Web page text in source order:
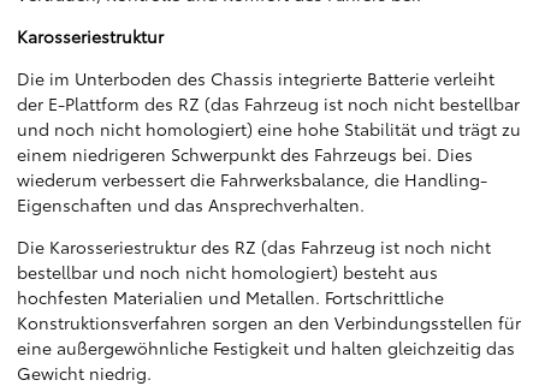
Karosseriestruktur
Die im Unterboden des Chassis integrierte Batterie verleiht
der E-Plattform des RZ (das Fahrzeug ist noch nicht bestellbar
und noch nicht homologiert) eine hohe Stabilität und trägt zu
einem niedrigeren Schwerpunkt des Fahrzeugs bei. Dies
wiederum verbessert die Fahrwerksbalance, die Handling-
Eigenschaften und das Ansprechverhalten.
Die Karosseriestruktur des RZ (das Fahrzeug ist noch nicht
bestellbar und noch nicht homologiert) besteht aus
hochfesten Materialien und Metallen. Fortschrittliche
Konstruktionsverfahren sorgen an den Verbindungsstellen für
eine außergewöhnliche Festigkeit und halten gleichzeitig das
Gewicht niedrig.